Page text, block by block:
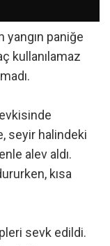
yangın paniğe
kullanılamaz
seyir halindeki
alev aldı.
kısa
sevk edildi.